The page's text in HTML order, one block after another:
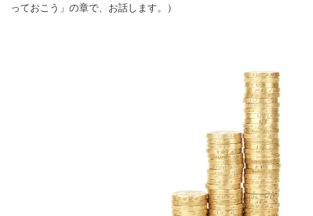
っておこう」の章で、お話します。）